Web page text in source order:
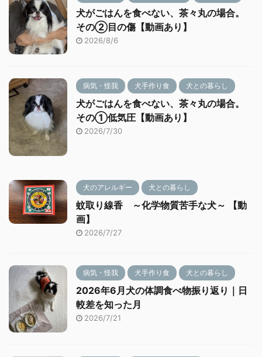
犬がごはんを食べない、茶々丸の場合。
その②目の傷【動画あり】
2026/8/6
病気・怪我 犬手作り食 犬との暮らし
犬がごはんを食べない、茶々丸の場合。
その①低気圧【動画あり】
2026/7/30
犬のアレルギー 犬との暮らし
蚊取り線香 ～化学物質苦手な犬～ 【動
画】
2026/7/27
病気・怪我 犬手作り食 犬との暮らし
2026年6月犬の体調食べ物振り返り｜日
較差を知った月
2026/7/21